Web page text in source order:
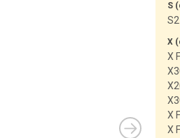
S
X
X
X
X